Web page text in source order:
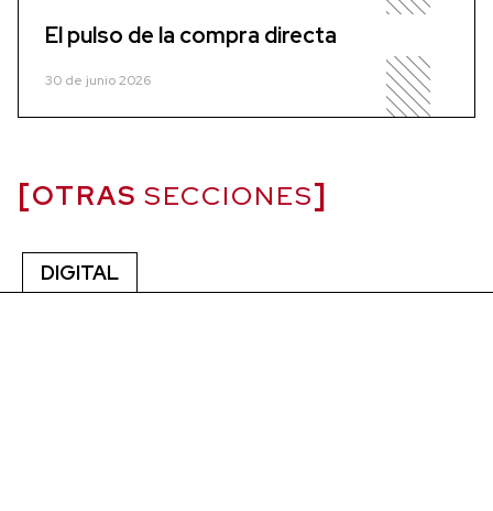
El pulso de la compra directa
30 de junio 2026
OTRAS SECCIONES
DIGITAL